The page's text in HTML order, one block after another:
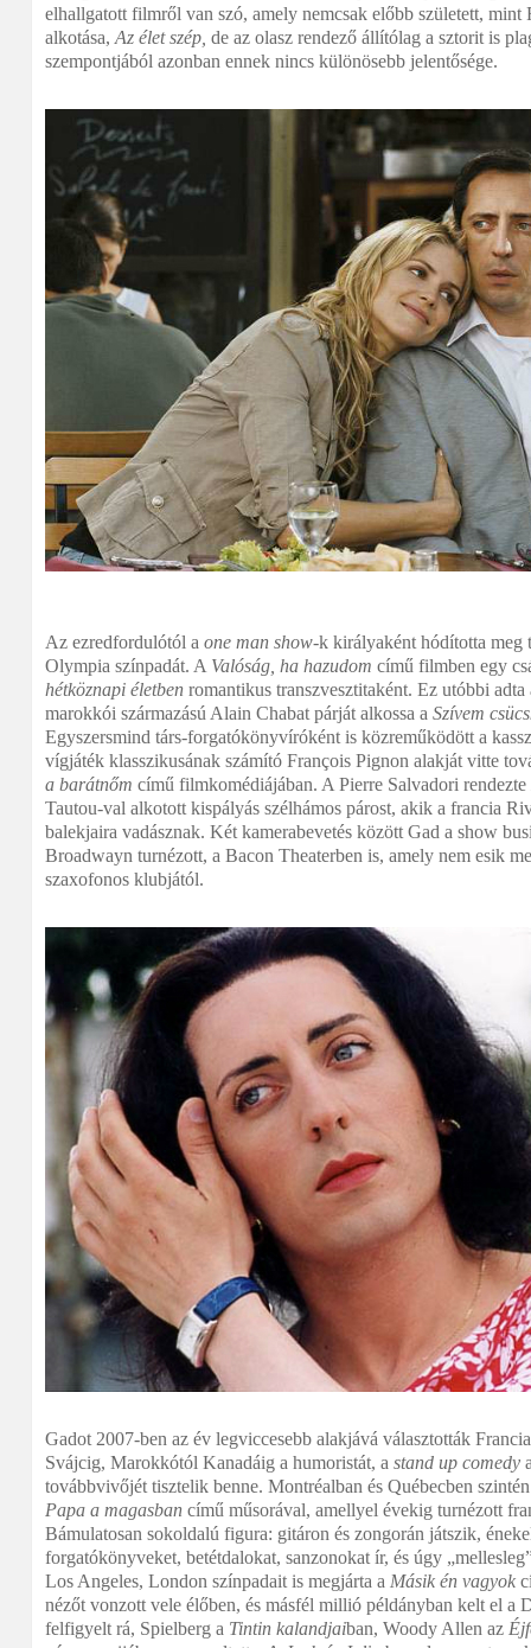
elhallgatott filmről van szó, amely nemcsak előbb született,
alkotása, Az élet szép, de az olasz rendező állítólag a sztorit is
szempontjából azonban ennek nincs különösebb jelentősége.
Az ezredfordulótól a one man show-k királyaként hódította meg
Olympia színpadát. A Valóság, ha hazudom című filmben egy
hétköznapi életben romantikus transzvesztitaként. Ez utóbbi
marokkói származású Alain Chabat párját alkossa a Szívem
Egyszersmind társ-forgatókönyvíróként is közreműködött a
vígjáték klasszikusának számító François Pignon alakját vitte
a barátnőm című filmkomédiájában. A Pierre Salvadori rendezte
Tautou-val alkotott kispályás szélhámos párost, akik a francia
balekjaira vadásznak. Két kamerabevetés között Gad a show
Broadwayn turnézott, a Bacon Theaterben is, amely nem esik
szaxofonos klubjától.
Gadot 2007-ben az év legviccesebb alakjává választották
Svájcig, Marokkótól Kanadáig a humoristát, a stand up comedy
továbbvivőjét tisztelik benne. Montréalban és Québecben
Papa a magasban című műsorával, amellyel évekig turnézott
Bámulatosan sokoldalú figura: gitáron és zongorán játszik,
forgatókönyveket, betétdalokat, sanzonokat ír, és úgy
Los Angeles, London színpadait is megjárta a Másik én vagyok
nézőt vonzott vele élőben, és másfél millió példányban kelt el
felfigyelt rá, Spielberg a Tintin kalandjaiban, Woody Allen az